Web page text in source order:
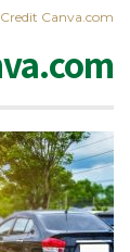
Credit Canva.com